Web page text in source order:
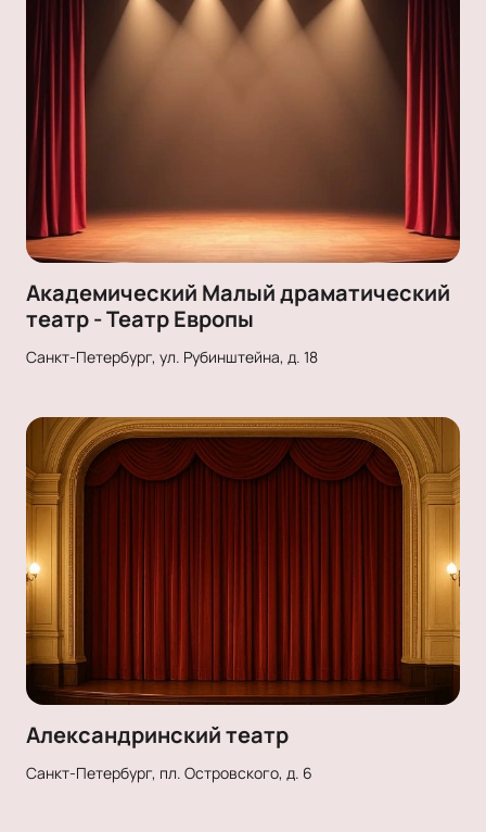
Академический Малый драматический
театр - Театр Европы
Санкт-Петербург, ул. Рубинштейна, д. 18
Александринский театр
Санкт-Петербург, пл. Островского, д. 6